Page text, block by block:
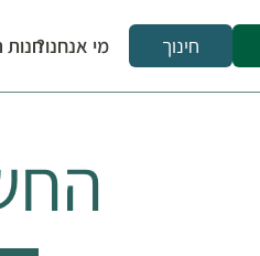
חינוך מי אנחנו?